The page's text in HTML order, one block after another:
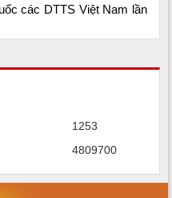
các DTTS Việt Nam lần
1253
4809700